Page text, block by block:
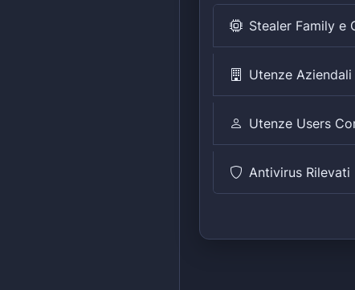
Stealer Family e
Utenze
Utenze Users
Antivirus Rilevati